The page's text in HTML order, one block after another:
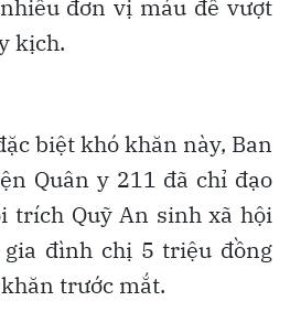
đơn vị máu để vượt
kịch.
biệt khó khăn này, Ban
Quân y 211 đã chỉ đạo
trích Quỹ An sinh xã hội
đình chị 5 triệu đồng
trước mắt.